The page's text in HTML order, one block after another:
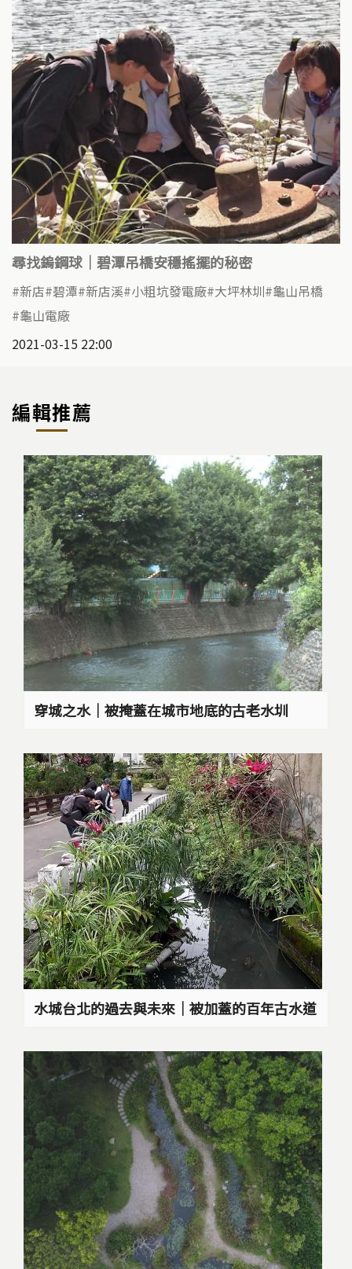
尋找鎢鋼球│碧潭吊橋安穩搖擺的秘密
新店 碧潭 新店溪 小粗坑發電廠 大坪林圳 龜山吊橋
龜山電廠
2021-03-15 22:00
編輯推薦
穿城之水｜被掩蓋在城市地底的古老水圳
水城台北的過去與未來｜被加蓋的百年古水道